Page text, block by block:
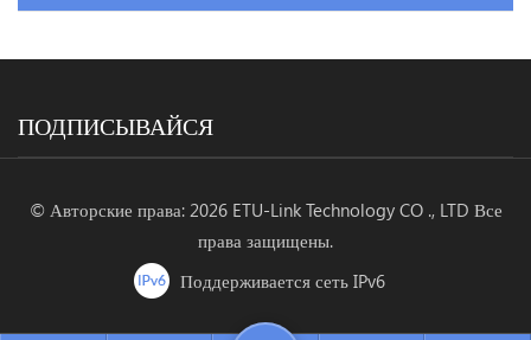
ПОДПИСЫВАЙСЯ
© Авторские права: 2026 ETU-Link Technology CO ., LTD Все
права защищены.
Поддерживается сеть IPv6